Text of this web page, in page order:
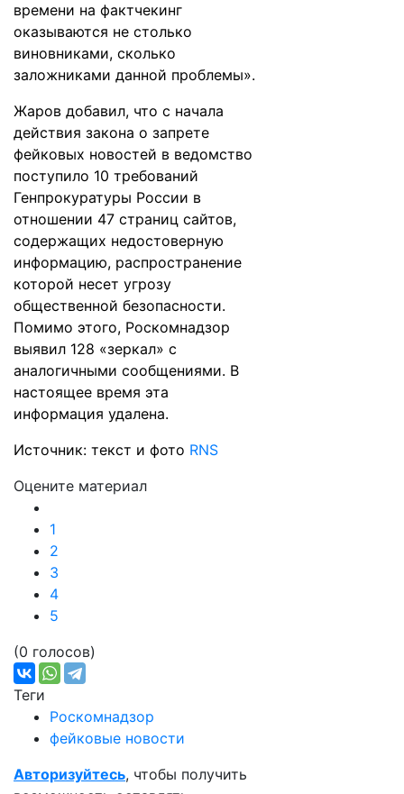
времени на фактчекинг
оказываются не столько
виновниками, сколько
заложниками данной проблемы».
Жаров добавил, что с начала
действия закона о запрете
фейковых новостей в ведомство
поступило 10 требований
Генпрокуратуры России в
отношении 47 страниц сайтов,
содержащих недостоверную
информацию, распространение
которой несет угрозу
общественной безопасности.
Помимо этого, Роскомнадзор
выявил 128 «зеркал» с
аналогичными сообщениями. В
настоящее время эта
информация удалена.
Источник: текст и фото RNS
Оцените материал
1
2
3
4
5
(0 голосов)
Теги
Роскомнадзор
фейковые новости
Авторизуйтесь, чтобы получить